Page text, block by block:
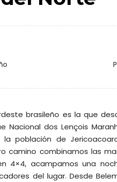
brasileño es la que
Nacional dos Lençois
población de
camino combinamos las
4×4, acampamos una
del lugar. Desde